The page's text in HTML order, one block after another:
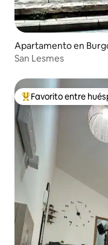
Apartamento en
San Lesmes
Favorito entre
Favorito entre